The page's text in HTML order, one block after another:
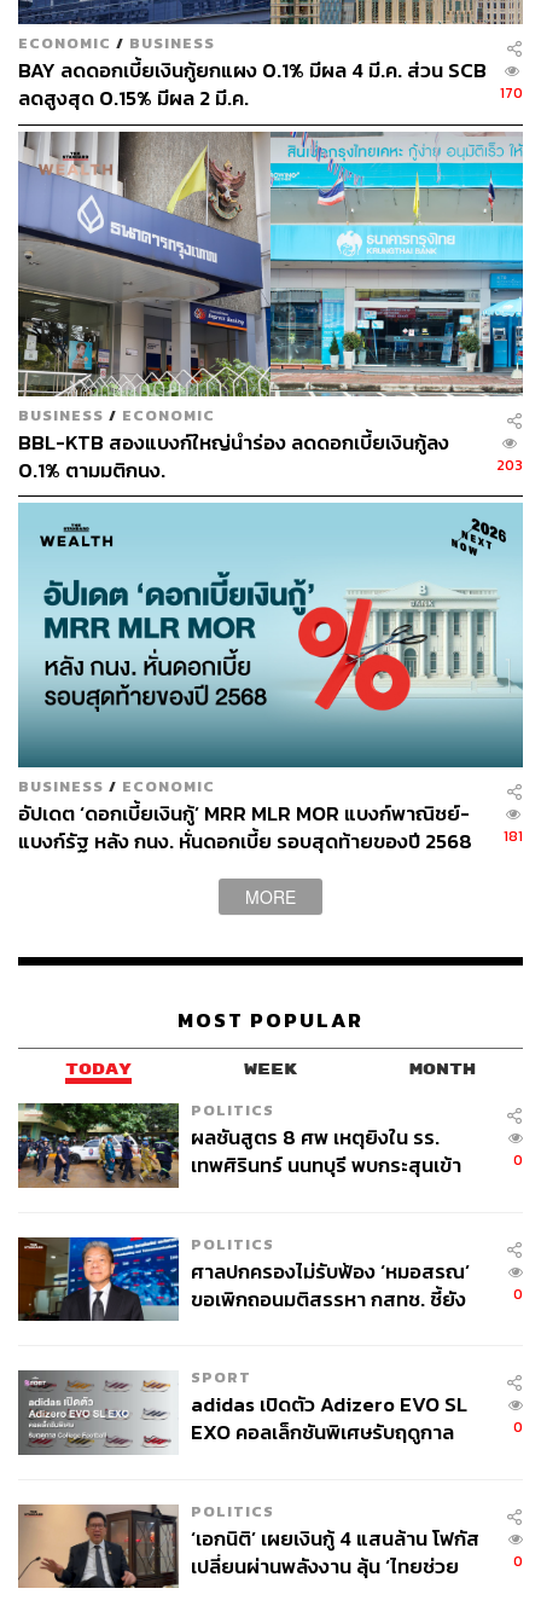
ECONOMIC / BUSINESS
BAY ลดดอกเบี้ยเงินกู้ยกแผง 0.1% มีผล 4 มี.ค. ส่วน SCB
ลดสูงสุด 0.15% มีผล 2 มี.ค.
170
BUSINESS / ECONOMIC
BBL-KTB สองแบงก์ใหญ่นำร่อง ลดดอกเบี้ยเงินกู้ลง
0.1% ตามมติกนง.
203
BUSINESS / ECONOMIC
อัปเดต ‘ดอกเบี้ยเงินกู้’ MRR MLR MOR แบงก์พาณิชย์-
แบงก์รัฐ หลัง กนง. หั่นดอกเบี้ย รอบสุดท้ายของปี 2568
181
MORE
MOST POPULAR
TODAY WEEK MONTH
POLITICS
ผลชันสูตร 8 ศพ เหตุยิงใน รร.
เทพศิรินทร์ นนทบุรี พบกระสุนเข้า
0
POLITICS
ศาลปกครองไม่รับฟ้อง ‘หมอสรณ’
ขอเพิกถอนมติสรรหา กสทช. ชี้ยัง
0
SPORT
adidas เปิดตัว Adizero EVO SL
EXO คอลเล็กชันพิเศษรับฤดูกาล
0
POLITICS
‘เอกนิติ’ เผยเงินกู้ 4 แสนล้าน โฟกัส
เปลี่ยนผ่านพลังงาน ลุ้น ‘ไทยช่วย
0